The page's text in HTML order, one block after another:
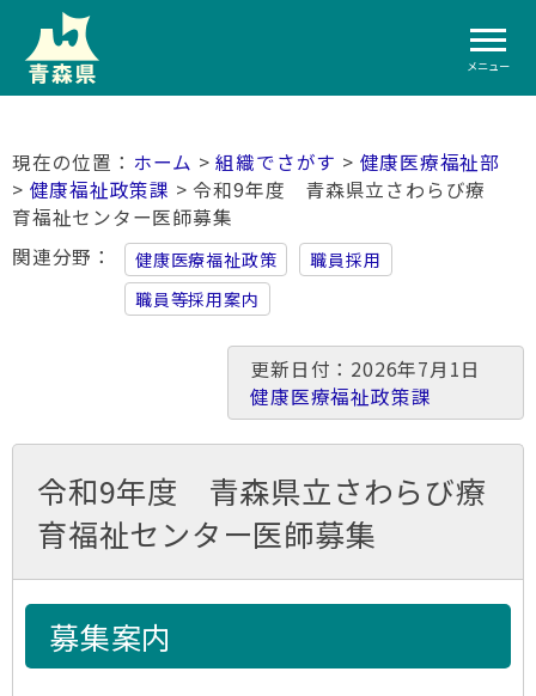
メニュー
ホーム >組織でさがす > 健康医療福祉部
> 健康福祉政策課 > 令和9年度 青森県立さわらび療
育福祉センター医師募集
関連分野
健康医療福祉政策
職員採用
職員等採用案内
更新日付：2026年7月1日
健康医療福祉政策課
令和9年度 青森県立さわらび療
育福祉センター医師募集
募集案内